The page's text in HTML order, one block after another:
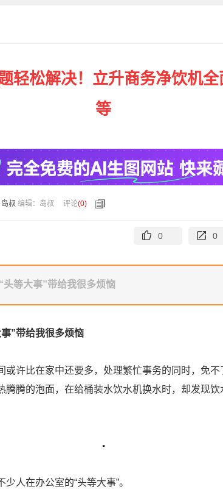
轻松解决！立升商务净饮机
等
岛叔 编辑：岛叔 评论(0)
0 0
等大事”带给我很多烦恼
”带给我很多烦恼
或许比在家中还要多，处理繁忙事务的同时，免
腾腾的泡面，在给桶装水饮水机换水时，却发现
人在办公室的“头等大事”。